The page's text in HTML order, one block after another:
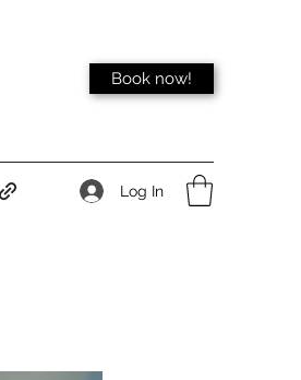
Book now!
Log In